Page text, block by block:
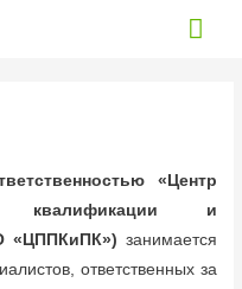
«Центр
квалификации и
«ЦППКиПК») занимается
ответственных за